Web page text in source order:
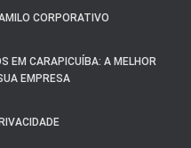
CORPORATIVO
EM CARAPICUÍBA: A MELHOR
EMPRESA